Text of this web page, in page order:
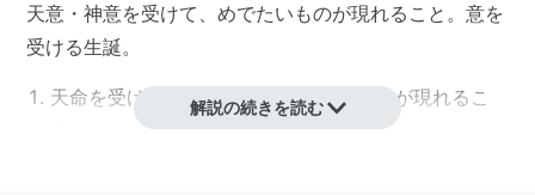
天意・神意を受けて、めでたいものが現れること。意を
受ける生誕。
天命を受けて天子となるめでたいしるしが現れるこ
解説の続きを読む